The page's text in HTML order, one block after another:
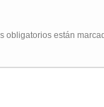
obligatorios están